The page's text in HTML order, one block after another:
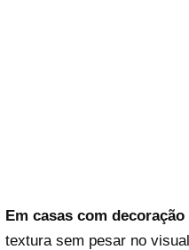
Em casas com
textura sem pesar no